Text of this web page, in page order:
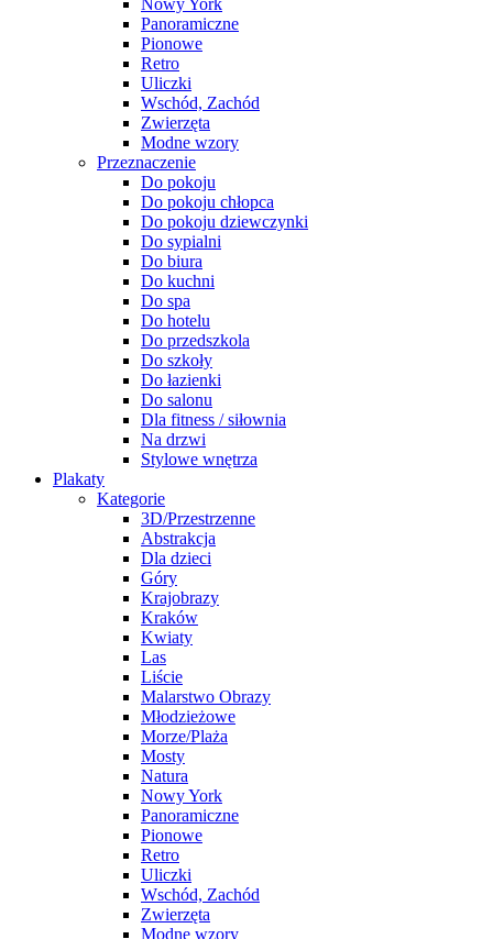
Nowy York
Panoramiczne
Pionowe
Retro
Uliczki
Wschód, Zachód
Zwierzęta
Modne wzory
Przeznaczenie
Do pokoju
Do pokoju chłopca
Do pokoju dziewczynki
Do sypialni
Do biura
Do kuchni
Do spa
Do hotelu
Do przedszkola
Do szkoły
Do łazienki
Do salonu
Dla fitness / siłownia
Na drzwi
Stylowe wnętrza
Plakaty
Kategorie
3D/Przestrzenne
Abstrakcja
Dla dzieci
Góry
Krajobrazy
Kraków
Kwiaty
Las
Liście
Malarstwo Obrazy
Młodzieżowe
Morze/Plaża
Mosty
Natura
Nowy York
Panoramiczne
Pionowe
Retro
Uliczki
Wschód, Zachód
Zwierzęta
Modne wzory